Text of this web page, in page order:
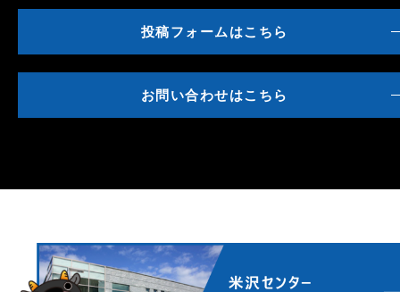
投稿フォームはこちら
お問い合わせはこちら